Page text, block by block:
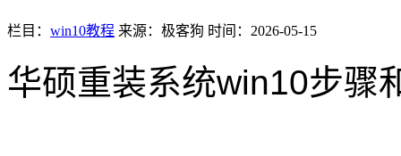
栏目： win10教程 来源：极客狗 时间：2026-05-15
华硕重装系统win10步骤